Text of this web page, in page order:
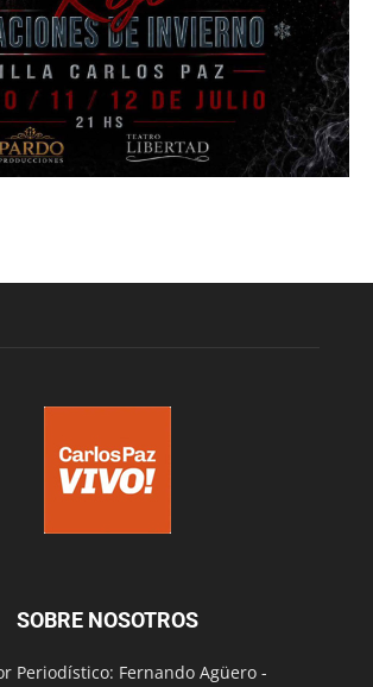
SOBRE NOSOTROS
Periodístico: Fernando Agüero -